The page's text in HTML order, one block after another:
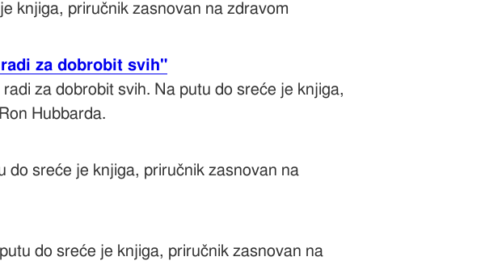
knjiga, priručnik zasnovan na zdravom
za dobrobit svih"
za dobrobit svih. Na putu do sreće je knjiga,
Hubbarda.
do sreće je knjiga, priručnik zasnovan na
do sreće je knjiga, priručnik zasnovan na